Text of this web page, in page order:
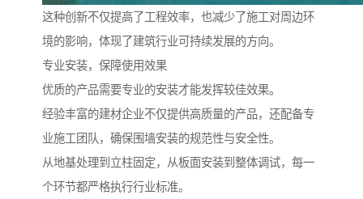
这种创新不仅提高了工程效率，也减少了施工对周边环
境的影响，体现了建筑行业可持续发展的方向。
专业安装，保障使用效果
优质的产品需要专业的安装才能发挥较佳效果。
经验丰富的建材企业不仅提供高质量的产品，还配备专
业施工团队，确保围墙安装的规范性与安全性。
从地基处理到立柱固定，从板面安装到整体调试，每一
个环节都严格执行行业标准。